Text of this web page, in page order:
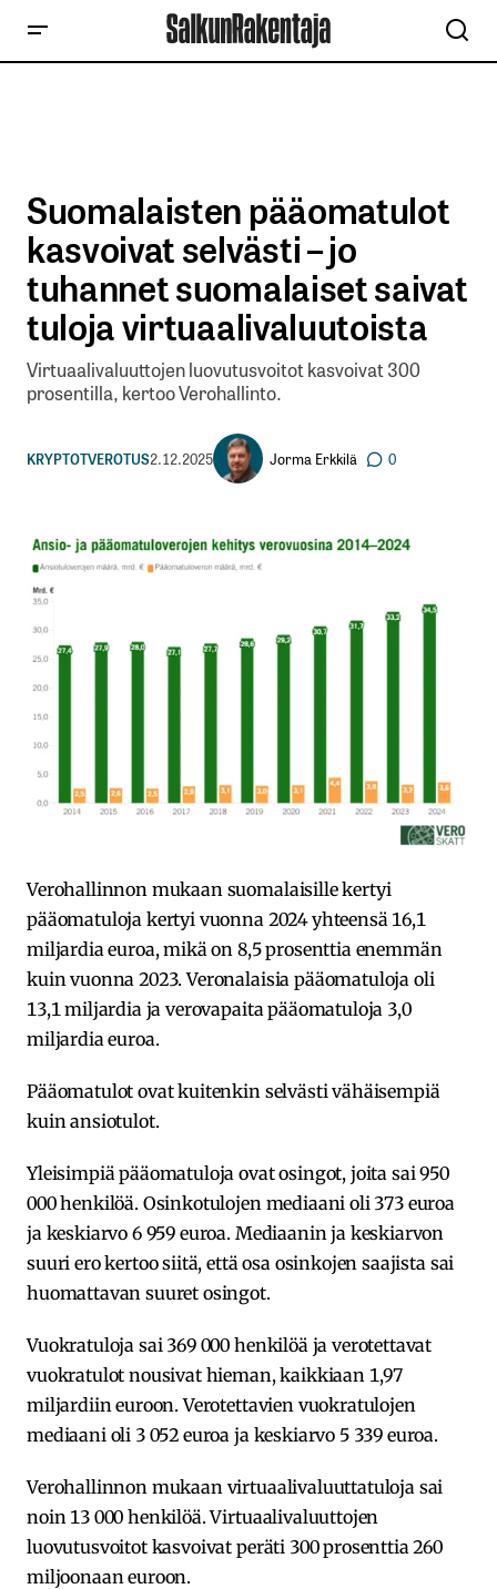
Suomalaisten pääomatulot
kasvoivat selvästi – jo
tuhannet suomalaiset saivat
tuloja virtuaalivaluutoista
Virtuaalivaluuttojen luovutusvoitot kasvoivat 300
prosentilla, kertoo Verohallinto.
KRYPTOTVEROTUS2.12.2025 Jorma Erkkilä 0
Verohallinnon mukaan suomalaisille kertyi
pääomatuloja kertyi vuonna 2024 yhteensä 16,1
miljardia euroa, mikä on 8,5 prosenttia enemmän
kuin vuonna 2023. Veronalaisia pääomatuloja oli
13,1 miljardia ja verovapaita pääomatuloja 3,0
miljardia euroa.
Pääomatulot ovat kuitenkin selvästi vähäisempiä
kuin ansiotulot.
Yleisimpiä pääomatuloja ovat osingot, joita sai 950
000 henkilöä. Osinkotulojen mediaani oli 373 euroa
ja keskiarvo 6 959 euroa. Mediaanin ja keskiarvon
suuri ero kertoo siitä, että osa osinkojen saajista sai
huomattavan suuret osingot.
Vuokratuloja sai 369 000 henkilöä ja verotettavat
vuokratulot nousivat hieman, kaikkiaan 1,97
miljardiin euroon. Verotettavien vuokratulojen
mediaani oli 3 052 euroa ja keskiarvo 5 339 euroa.
Verohallinnon mukaan virtuaalivaluuttatuloja sai
noin 13 000 henkilöä. Virtuaalivaluuttojen
luovutusvoitot kasvoivat peräti 300 prosenttia 260
miljoonaan euroon.